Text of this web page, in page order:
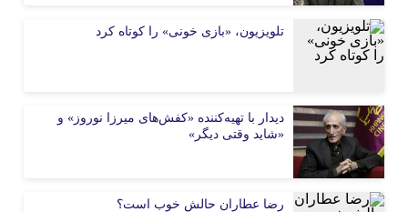
تلویزیون، «بازی خونی» را کوتاه کرد
دیدار با تهیه‌کننده «کفش‌های میرزا نوروز» و
«شاید وقتی دیگر»
رضا عطاران حالش خوب است؟